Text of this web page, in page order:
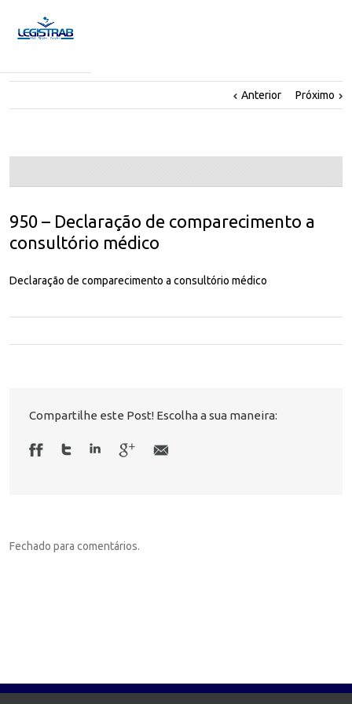
Anterior Próximo
950 – Declaração de comparecimento a
consultório médico
Declaração de comparecimento a consultório médico
Compartilhe este Post! Escolha a sua maneira:
Fechado para comentários.